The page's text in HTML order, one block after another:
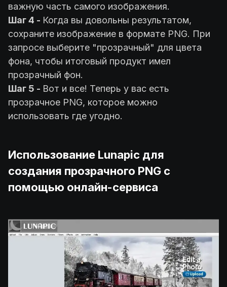
важную часть самого изображения.
Шаг 4 - Когда вы довольны результатом,
сохраните изображение в формате PNG. При
запросе выберите "прозрачный" для цвета
фона, чтобы итоговый продукт имел
прозрачный фон.
Шаг 5 - Вот и все! Теперь у вас есть
прозрачное PNG, которое можно
использовать где угодно.
Использование Lunapic для
создания прозрачного PNG с
помощью онлайн-сервиса